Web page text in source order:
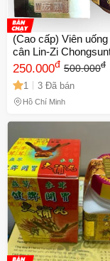
(Cao cấp) Viên
cân Lin-Zi
Linh chi tráng thân
trợ ăn ngon miệng và
sâu giấc - Thực
năng tự nhiên cho
250.000đ 500.000đ
1 3 Đã bán
Hồ Chí Minh